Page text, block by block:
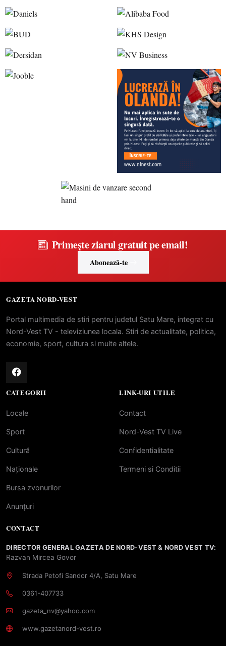
Primește ziarul gratuit pe email!
Abonează-te
GAZETA NORD-VEST
Portal multimedia de stiri pentru judetul Satu Mare, integrat cu
Nord-Vest TV - televiziunea locala. Stiri de actualitate, politica,
economie, sport, cultura si multe altele.
CATEGORII
Locale
Sport
Cultură
Naționale
Bursa zvonurilor
Anunțuri
LINK-URI UTILE
Contact
Nord-Vest TV Live
Confidentialitate
Termeni si Conditii
CONTACT
DIRECTOR GENERAL GAZETA DE NORD-VEST & NORD VEST TV:
Razvan Mircea Govor
Strada Petofi Sandor 4/A, Satu Mare
0361-407733
gazeta_nv@yahoo.com
www.gazetanord-vest.ro